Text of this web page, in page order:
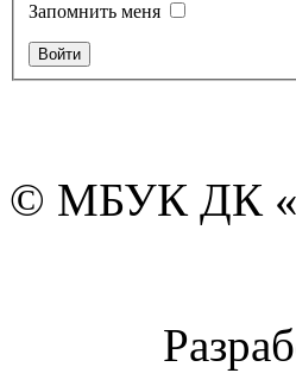
Запомнить меня
© МБУК ДК